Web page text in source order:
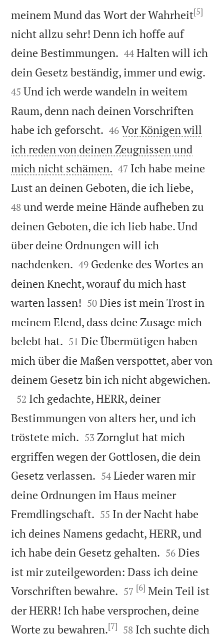
meinem Mund das Wort der Wahrheit[5]
nicht allzu sehr! Denn ich hoffe auf
deine Bestimmungen. 

44 Halten will ich
dein Gesetz beständig, immer und ewig.
45 Und ich werde wandeln in weitem
Raum, denn nach deinen Vorschriften
habe ich geforscht. 

46 Vor Königen will
ich reden von deinen Zeugnissen und
mich nicht schämen. 

47 Ich habe meine
Lust an deinen Geboten, die ich liebe,
48 und werde meine Hände aufheben zu
deinen Geboten, die ich lieb habe. Und
über deine Ordnungen will ich
nachdenken. 

49 Gedenke des Wortes an
deinen Knecht, worauf du mich hast
warten lassen! 

50 Dies ist mein Trost in
meinem Elend, dass deine Zusage mich
belebt hat. 

51 Die Übermütigen haben
mich über die Maßen verspottet, aber von
deinem Gesetz bin ich nicht abgewichen.

52 Ich gedachte, HERR, deiner
Bestimmungen von alters her, und ich
tröstete mich. 

53 Zornglut hat mich
ergriffen wegen der Gottlosen, die dein
Gesetz verlassen. 

54 Lieder waren mir
deine Ordnungen im Haus meiner
Fremdlingschaft. 

55 In der Nacht habe
ich deines Namens gedacht, HERR, und
ich habe dein Gesetz gehalten. 

56 Dies
ist mir zuteilgeworden: Dass ich deine
Vorschriften bewahre. 

57 [6] Mein Teil ist
der HERR! Ich habe versprochen, deine
Worte zu bewahren.[7] 

58 Ich suchte dich